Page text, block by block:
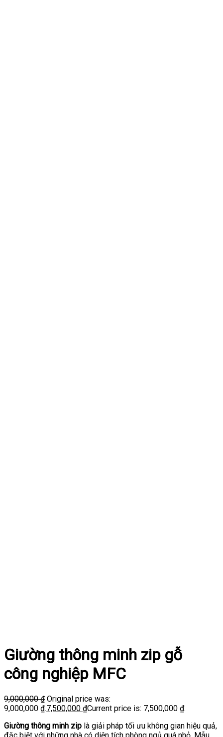
Giường thông minh zip gỗ
công nghiệp MFC
9,000,000₫ Original price was:
9,000,000 ₫.7,500,000 ₫Current price is: 7,500,000 ₫.
Giường thông minh zip là giải pháp tối ưu không gian hiệu quả,